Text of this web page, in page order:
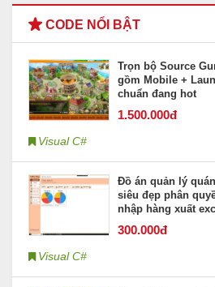
CODE NỔI BẬT
Trọn bộ Source
gồm Mobile +
chuẩn đang hot
1.500.000đ
Visual C#
Đồ án quản lý
siêu đẹp phân
nhập hàng xuất
300.000đ
Visual C#